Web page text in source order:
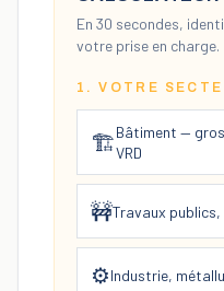
En 30 secondes,
votre prise en charge.
1. VOTRE
🏗️Bâtiment —
VRD
🚧Travaux
⚙️Industrie,